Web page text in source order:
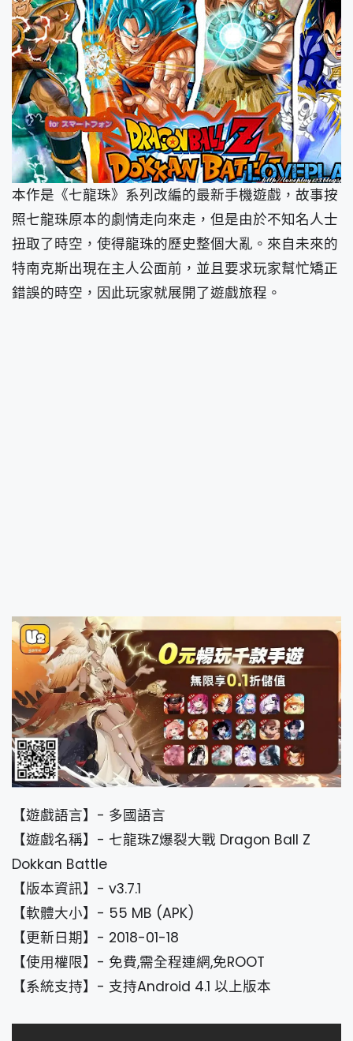
本作是《七龍珠》系列改編的最新手機遊戲，故事按
照七龍珠原本的劇情走向來走，但是由於不知名人士
扭取了時空，使得龍珠的歷史整個大亂。來自未來的
特南克斯出現在主人公面前，並且要求玩家幫忙矯正
錯誤的時空，因此玩家就展開了遊戲旅程。
【遊戲語言】- 多國語言
【遊戲名稱】- 七龍珠Z爆裂大戰 Dragon Ball Z
Dokkan Battle
【版本資訊】- v3.7.1
【軟體大小】- 55 MB (APK)
【更新日期】- 2018-01-18
【使用權限】- 免費,需全程連網,免ROOT
【系統支持】- 支持Android 4.1 以上版本